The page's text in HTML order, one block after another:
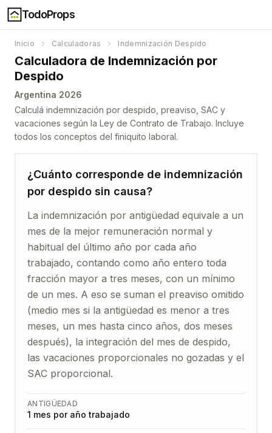
TodoProps
Inicio Calculadoras Indemnización Despido
Calculadora de Indemnización por
Despido
Argentina 2026
Calculá indemnización por despido, preaviso, SAC y
vacaciones según la Ley de Contrato de Trabajo. Incluye
todos los conceptos del finiquito laboral.
¿Cuánto corresponde de indemnización
por despido sin causa?
La indemnización por antigüedad equivale a un
mes de la mejor remuneración normal y
habitual del último año por cada año
trabajado, contando como año entero toda
fracción mayor a tres meses, con un mínimo
de un mes. A eso se suman el preaviso omitido
(medio mes si la antigüedad es menor a tres
meses, un mes hasta cinco años, dos meses
después), la integración del mes de despido,
las vacaciones proporcionales no gozadas y el
SAC proporcional.
ANTIGÜEDAD
1 mes por año trabajado